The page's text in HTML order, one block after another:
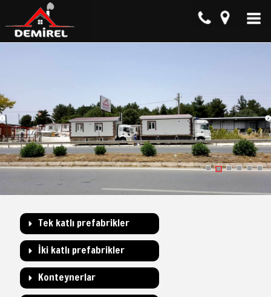
Tek katlı prefabrikler
İki katlı prefabrikler
Konteynerlar